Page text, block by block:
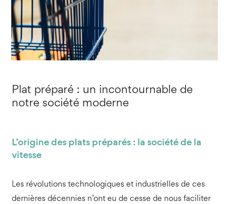
Plat préparé : un incontournable de
notre société moderne
L’origine des plats préparés : la société de la
vitesse
Les révolutions technologiques et industrielles de ces
dernières décennies n’ont eu de cesse de nous faciliter